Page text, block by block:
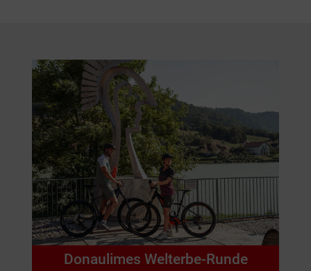
Donaulimes Welterbe-Runde